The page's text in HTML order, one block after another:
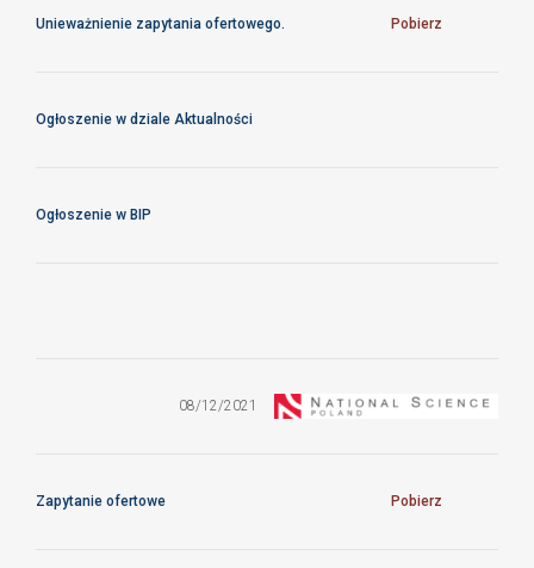
Unieważnienie zapytania ofertowego. Pobierz
Ogłoszenie w dziale Aktualności
Ogłoszenie w BIP
nowego sprzętu08/12/2021
Zapytanie ofertowe Pobierz